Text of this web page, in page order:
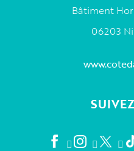
Bâtiment
06203